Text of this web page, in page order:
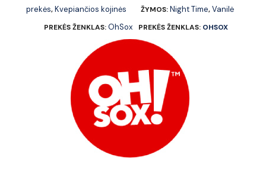
prekės,Kvepiančios kojinės ŽYMOS:Night Time,Vanilė
PREKĖS ŽENKLAS:OhSox PREKĖS ŽENKLAS: OHSOX